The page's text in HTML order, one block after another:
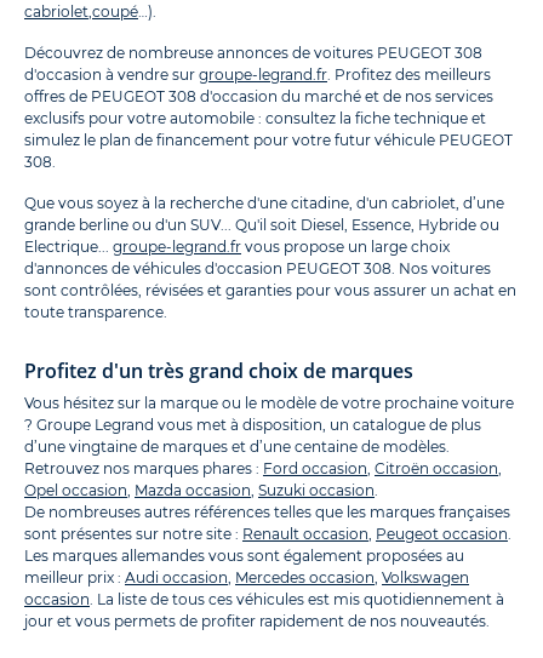
cabriolet coupé …).
Découvrez de nombreuse annonces de voitures PEUGEOT 308
d'occasion à vendre sur groupe-legrand.fr . Profitez des meilleurs
offres de PEUGEOT 308 d'occasion du marché et de nos services
exclusifs pour votre automobile : consultez la fiche technique et
simulez le plan de financement pour votre futur véhicule PEUGEOT
308.
Que vous soyez à la recherche d'une citadine, d'un cabriolet, d’une
grande berline ou d'un SUV... Qu'il soit Diesel, Essence, Hybride ou
Electrique... groupe-legrand.fr vous propose un large choix
d'annonces de véhicules d'occasion PEUGEOT 308. Nos voitures
sont contrôlées, révisées et garanties pour vous assurer un achat en
toute transparence.
Profitez d'un très grand choix de marques
Vous hésitez sur la marque ou le modèle de votre prochaine voiture
? Groupe Legrand vous met à disposition, un catalogue de plus
d’une vingtaine de marques et d’une centaine de modèles.
Retrouvez nos marques phares : Ford occasion Citroën occasion
Opel occasion Mazda occasion Suzuki occasion
De nombreuses autres références telles que les marques françaises
sont présentes sur notre site : Renault occasion Peugeot occasion
Les marques allemandes vous sont également proposées au
meilleur prix : Audi occasion Mercedes occasion Volkswagen
occasion . La liste de tous ces véhicules est mis quotidiennement à
jour et vous permets de profiter rapidement de nos nouveautés.